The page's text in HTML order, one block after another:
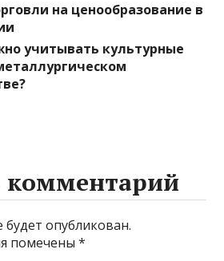
на ценообразование в
учитывать культурные
комментарий
опубликован.
помечены*